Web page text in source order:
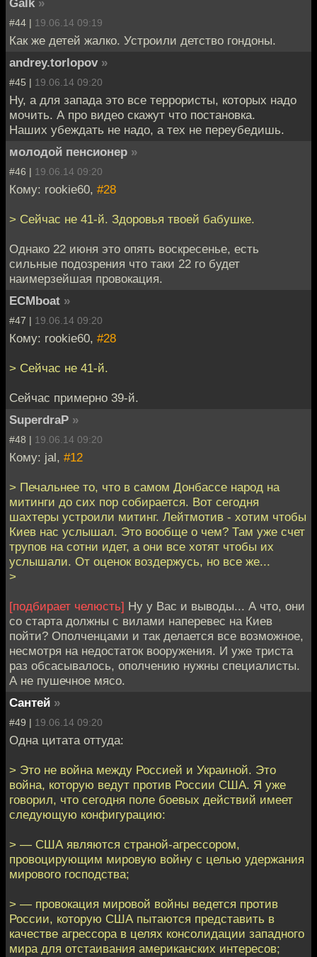
#44 | 19.06.14 09:19
Как же детей жалко. Устроили детство гондоны.
andrey.torlopov »
#45 | 19.06.14 09:20
Ну, а для запада это все террористы, которых надо
мочить. А про видео скажут что постановка.
Наших убеждать не надо, а тех не переубедишь.
молодой пенсионер »
#46 | 19.06.14 09:20
Кому: rookie60, #28
> Сейчас не 41-й. Здоровья твоей бабушке.
Однако 22 июня это опять воскресенье, есть
сильные подозрения что таки 22 го будет
наимерзейшая провокация.
ECMboat »
#47 | 19.06.14 09:20
Кому: rookie60, #28
> Сейчас не 41-й.
Сейчас примерно 39-й.
SuperdraP »
#48 | 19.06.14 09:20
Кому: jal, #12
> Печальнее то, что в самом Донбассе народ на
митинги до сих пор собирается. Вот сегодня
шахтеры устроили митинг. Лейтмотив - хотим чтобы
Киев нас услышал. Это вообще о чем? Там уже счет
трупов на сотни идет, а они все хотят чтобы их
услышали. От оценок воздержусь, но все же...
>
[подбирает челюсть] Ну у Вас и выводы... А что, они
со старта должны с вилами наперевес на Киев
пойти? Ополченцами и так делается все возможное,
несмотря на недостаток вооружения. И уже триста
раз обсасывалось, ополчению нужны специалисты.
А не пушечное мясо.
Сантей »
#49 | 19.06.14 09:20
Одна цитата оттуда:
> Это не война между Россией и Украиной. Это
война, которую ведут против России США. Я уже
говорил, что сегодня поле боевых действий имеет
следующую конфигурацию:
> — США являются страной-агрессором,
провоцирующим мировую войну с целью удержания
мирового господства;
> — провокация мировой войны ведется против
России, которую США пытаются представить в
качестве агрессора в целях консолидации западного
мира для отстаивания американских интересов;